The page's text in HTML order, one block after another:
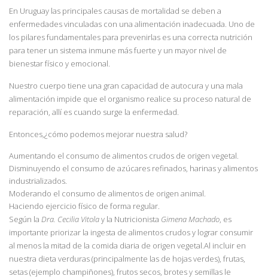
En Uruguay las principales causas de mortalidad se deben a
enfermedades vinculadas con una alimentación inadecuada. Uno de
los pilares fundamentales para prevenirlas es una correcta nutrición
para tener un sistema inmune más fuerte y un mayor nivel de
bienestar físico y emocional.
Nuestro cuerpo tiene una gran capacidad de autocura y una mala
alimentación impide que el organismo realice su proceso natural de
reparación, allí es cuando surge la enfermedad.
Entonces,¿cómo podemos mejorar nuestra salud?
Aumentando el consumo de alimentos crudos de origen vegetal.
Disminuyendo el consumo de azúcares refinados, harinas y alimentos
industrializados.
Moderando el consumo de alimentos de origen animal.
Haciendo ejercicio físico de forma regular.
Según la Dra. Cecilia Vitolay la Nutricionista Gimena Machado, es
importante priorizar la ingesta de alimentos crudos y lograr consumir
al menos la mitad de la comida diaria de origen vegetal.Al incluir en
nuestra dieta verduras (principalmente las de hojas verdes), frutas,
setas (ejemplo champiñones), frutos secos, brotes y semillas le